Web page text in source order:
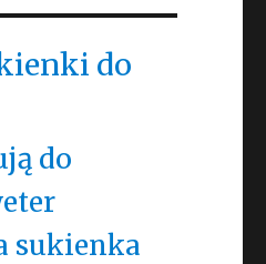
do
do
sukienka